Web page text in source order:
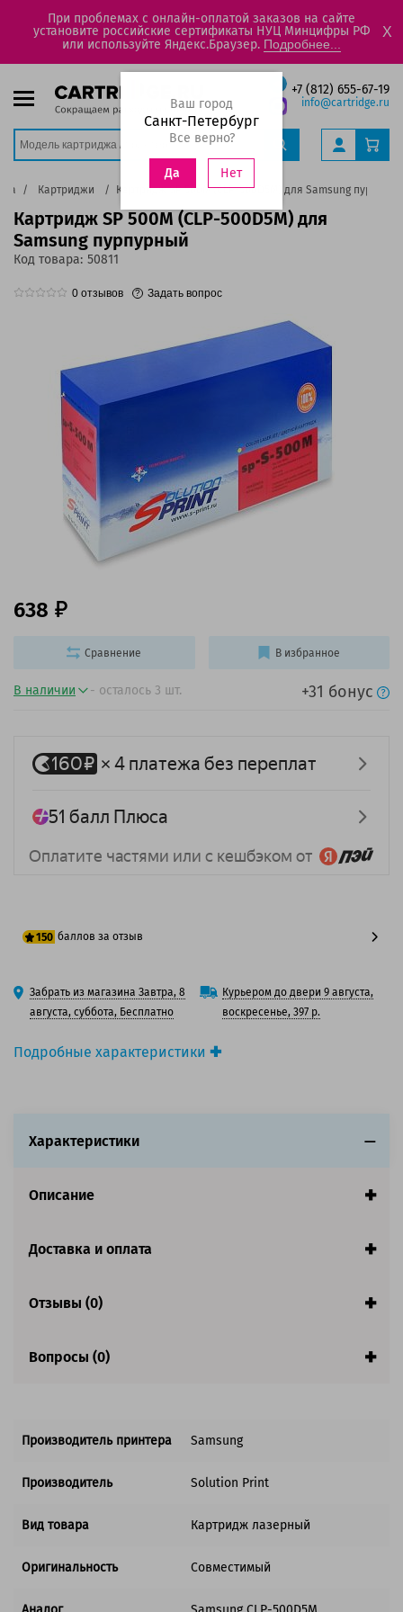
При проблемах с онлайн-оплатой заказов на сайте
установите российские сертификаты НУЦ Минцифры РФ
или используйте Яндекс.Браузер. Подробнее...
X
+7 (812) 655-67-19
info@cartridge.ru
Ваш город
Санкт-Петербург
Все верно?
Да Нет
Картриджи Картридж SP 500M (CLP-500D5M) для Samsung
Картридж SP 500M (CLP-500D5M) для
Samsung пурпурный
Код товара: 50811
0 отзывов Задать вопрос
Подробные характеристики
Оригинальность:Совместимый
Ресурс:5 000 страниц формата А4 при 5%
Страна:
Гарантия:
Совместим с аппаратами
В наличии - осталось 3 шт. +31 бонус
638
150 баллов за отзыв
125 баллов
150 баллов
Забрать из магазина Завтра, 8
августа, суббота, Бесплатно
Курьером до двери 9 августа,
воскресенье, 397 р.
Сравнение В избранное
Характеристики
Описание
Доставка и оплата
Отзывы (0)
Вопросы (0)
Производитель принтера Samsung
Производитель Solution Print
Вид товара Картридж лазерный
Оригинальность Совместимый